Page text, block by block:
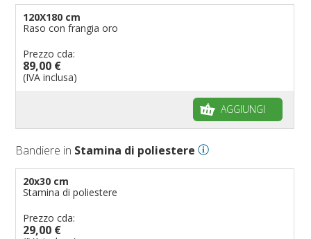
120X180 cm
Raso con frangia oro
Prezzo cda:
89,00 €
(IVA inclusa)
AGGIUNGI
Bandiere in Stamina di poliestere
20x30 cm
Stamina di poliestere
Prezzo cda:
29,00 €